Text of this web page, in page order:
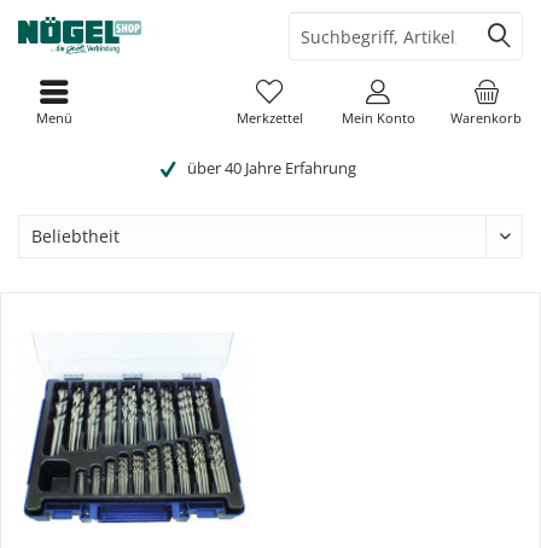
über 40 Jahre Erfahrung
Warenkorb
Merkzettel Mein Konto
Menü